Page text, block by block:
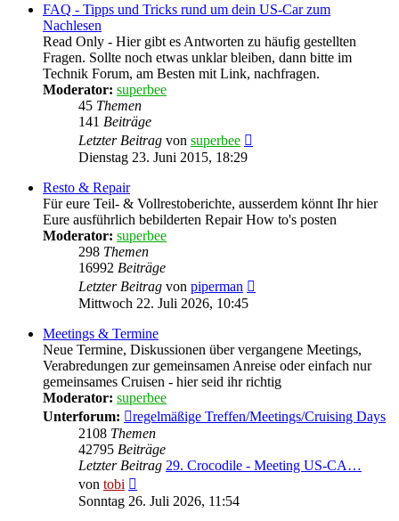
FAQ - Tipps und Tricks rund um dein US-Car zum
Nachlesen
Read Only - Hier gibt es Antworten zu häufig gestellten
Fragen. Sollte noch etwas unklar bleiben, dann bitte im
Technik Forum, am Besten mit Link, nachfragen.
Moderator: superbee
45 Themen
141 Beiträge
Letzter Beitrag von superbee
Dienstag 23. Juni 2015, 18:29
Resto & Repair
Für eure Teil- & Vollrestoberichte, ausserdem könnt Ihr hier
Eure ausführlich bebilderten Repair How to's posten
Moderator: superbee
298 Themen
16992 Beiträge
Letzter Beitrag von piperman
Mittwoch 22. Juli 2026, 10:45
Meetings & Termine
Neue Termine, Diskussionen über vergangene Meetings,
Verabredungen zur gemeinsamen Anreise oder einfach nur
gemeinsames Cruisen - hier seid ihr richtig
Moderator: superbee
Unterforum:
regelmäßige Treffen/Meetings/Cruising Days
2108 Themen
42795 Beiträge
Letzter Beitrag 29. Crocodile - Meeting US-CA…
von tobi
Beitrag
Sonntag 26. Juli 2026, 11:54